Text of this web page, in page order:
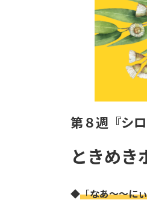
第８週『シ
ときめき
◆「なあ〜〜に